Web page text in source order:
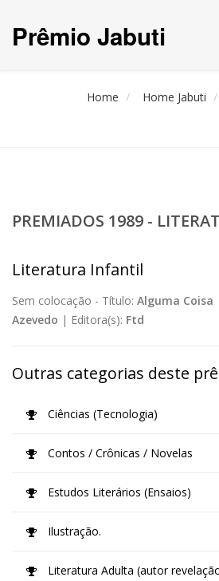
Prêmio Jabuti
Home Home Jabuti
PREMIADOS 1989 -
Literatura Infantil
Sem colocação - Título: Alguma Coisa
Azevedo | Editora(s): Ftd
Outras categorias deste
Ciências (Tecnologia)
Contos / Crônicas / Novelas
Estudos Literários (Ensaios)
Ilustração.
Literatura Adulta (autor